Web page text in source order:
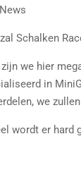
Schalken
we hier
in
we
wordt er hard